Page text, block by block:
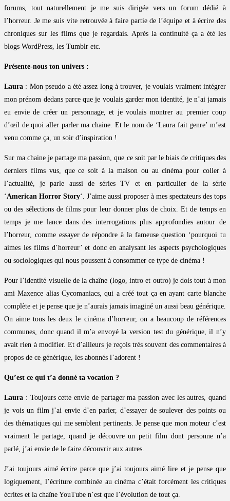
forums, tout naturellement je me suis dirigée vers un forum dédié à
l’horreur. Je me suis vite retrouvée à faire partie de l’équipe et à écrire des
chroniques sur les films que je regardais. Après la continuité ça a été les
blogs WordPress, les Tumblr etc.
Présente-nous ton univers :
Laura : Mon pseudo a été assez long à trouver, je voulais vraiment intégrer
mon prénom dedans parce que je voulais garder mon identité, je n’ai jamais
eu envie de créer un personnage, et je voulais montrer au premier coup
d’œil de quoi aller parler ma chaine. Et le nom de ‘Laura fait genre’ m’est
venu comme ça, un soir d’inspiration !
Sur ma chaine je partage ma passion, que ce soit par le biais de critiques des
derniers films vus, que ce soit à la maison ou au cinéma pour coller à
l’actualité, je parle aussi de séries TV et en particulier de la série
‘American Horror Story‘. J’aime aussi proposer à mes spectateurs des tops
ou des sélections de films pour leur donner plus de choix. Et de temps en
temps je me lance dans des interrogations plus approfondies autour de
l’horreur, comme essayer de répondre à la fameuse question ‘pourquoi tu
aimes les films d’horreur’ et donc en analysant les aspects psychologiques
ou sociologiques qui nous poussent à consommer ce type de cinéma !
Pour l’identité visuelle de la chaîne (logo, intro et outro) je dois tout à mon
ami Maxence alias Cycomaniacs, qui a créé tout ça en ayant carte blanche
complète et je pense que je n’aurais jamais imaginé un aussi beau générique.
On aime tous les deux le cinéma d’horreur, on a beaucoup de références
communes, donc quand il m’a envoyé la version test du générique, il n’y
avait rien à modifier. Et d’ailleurs je reçois très souvent des commentaires à
propos de ce générique, les abonnés l’adorent !
Qu’est ce qui t’a donné ta vocation ?
Laura : Toujours cette envie de partager ma passion avec les autres, quand
je vois un film j’ai envie d’en parler, d’essayer de soulever des points ou
des thématiques qui me semblent pertinents. Je pense que mon moteur c’est
vraiment le partage, quand je découvre un petit film dont personne n’a
parlé, j’ai envie de le faire découvrir aux autres.
J’ai toujours aimé écrire parce que j’ai toujours aimé lire et je pense que
logiquement, l’écriture combinée au cinéma c’était forcément les critiques
écrites et la chaîne YouTube n’est que l’évolution de tout ça.